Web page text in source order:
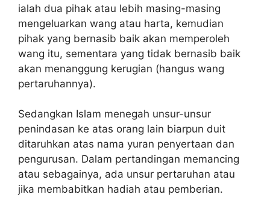
ialah dua pihak atau lebih masing-masing
mengeluarkan wang atau harta, kemudian
pihak yang bernasib baik akan memperoleh
wang itu, sementara yang tidak bernasib baik
akan menanggung kerugian (hangus wang
pertaruhannya).
Sedangkan Islam menegah unsur-unsur
penindasan ke atas orang lain biarpun duit
ditaruhkan atas nama yuran penyertaan dan
pengurusan. Dalam pertandingan memancing
atau sebagainya, ada unsur pertaruhan atau
jika membabitkan hadiah atau pemberian.